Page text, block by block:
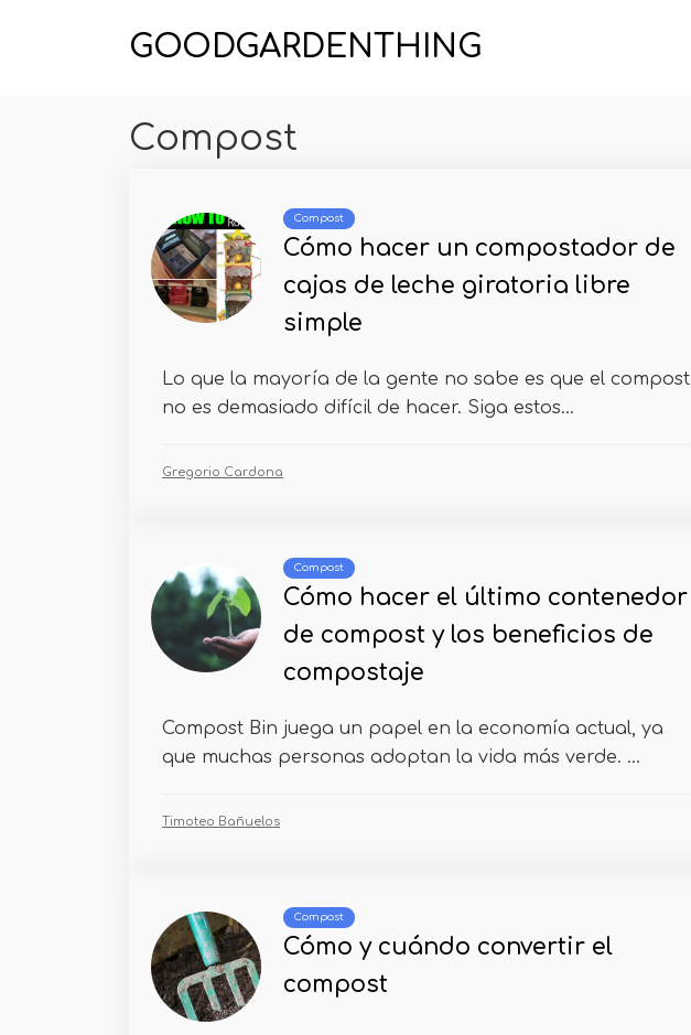
GOODGARDENTHING
Compost
Compost
Cómo hacer un compostador de
cajas de leche giratoria libre
simple
Lo que la mayoría de la gente no sabe es que el compost
no es demasiado difícil de hacer. Siga estos...
Gregorio Cardona
Compost
Cómo hacer el último contenedor
de compost y los beneficios de
compostaje
Compost Bin juega un papel en la economía actual, ya
que muchas personas adoptan la vida más verde. ...
Timoteo Bañuelos
Compost
Cómo y cuándo convertir el
compost